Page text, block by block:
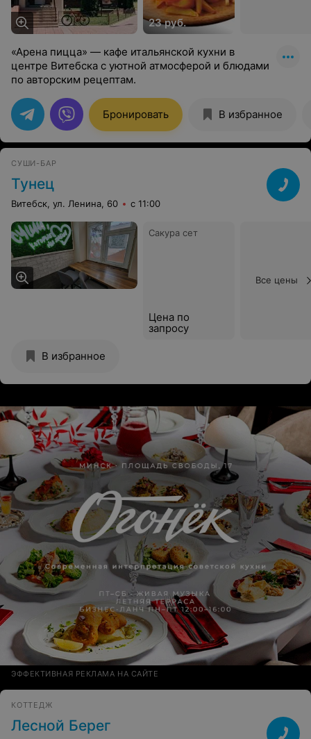
23 руб.
«Арена пицца» — кафе итальянской кухни в
центре Витебска с уютной атмосферой и блюдами
по авторским рецептам.
Бронировать В избранное
СУШИ-БАР
Тунец
Витебск, ул. Ленина, 60 с 11:00
Сакура сет
Цена по
запросу
Все цены
В избранное
ЭФФЕКТИВНАЯ РЕКЛАМА НА САЙТЕ
КОТТЕДЖ
Лесной Берег